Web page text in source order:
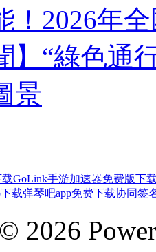
！2026年
】“綠色通
景
GoLink手游加速器免费版下
载弹琴吧app免费下载协同签
2026